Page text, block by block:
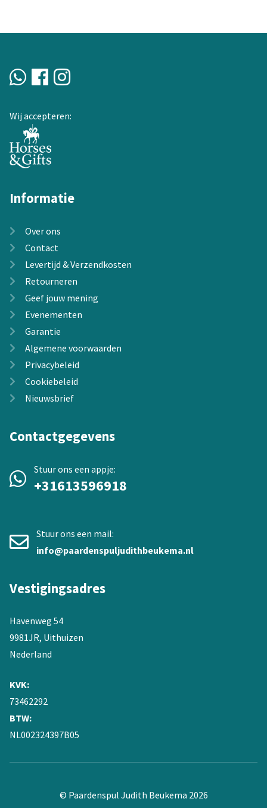
Wij accepteren:
Informatie
Over ons
Contact
Levertijd & Verzendkosten
Retourneren
Geef jouw mening
Evenementen
Garantie
Algemene voorwaarden
Privacybeleid
Cookiebeleid
Nieuwsbrief
Contactgegevens
Stuur ons een appje:
+31613596918
Stuur ons een mail:
info@paardenspuljudithbeukema.nl
Vestigingsadres
Havenweg 54
9981JR, Uithuizen
Nederland
KVK:
73462292
BTW:
NL002324397B05
© Paardenspul Judith Beukema 2026